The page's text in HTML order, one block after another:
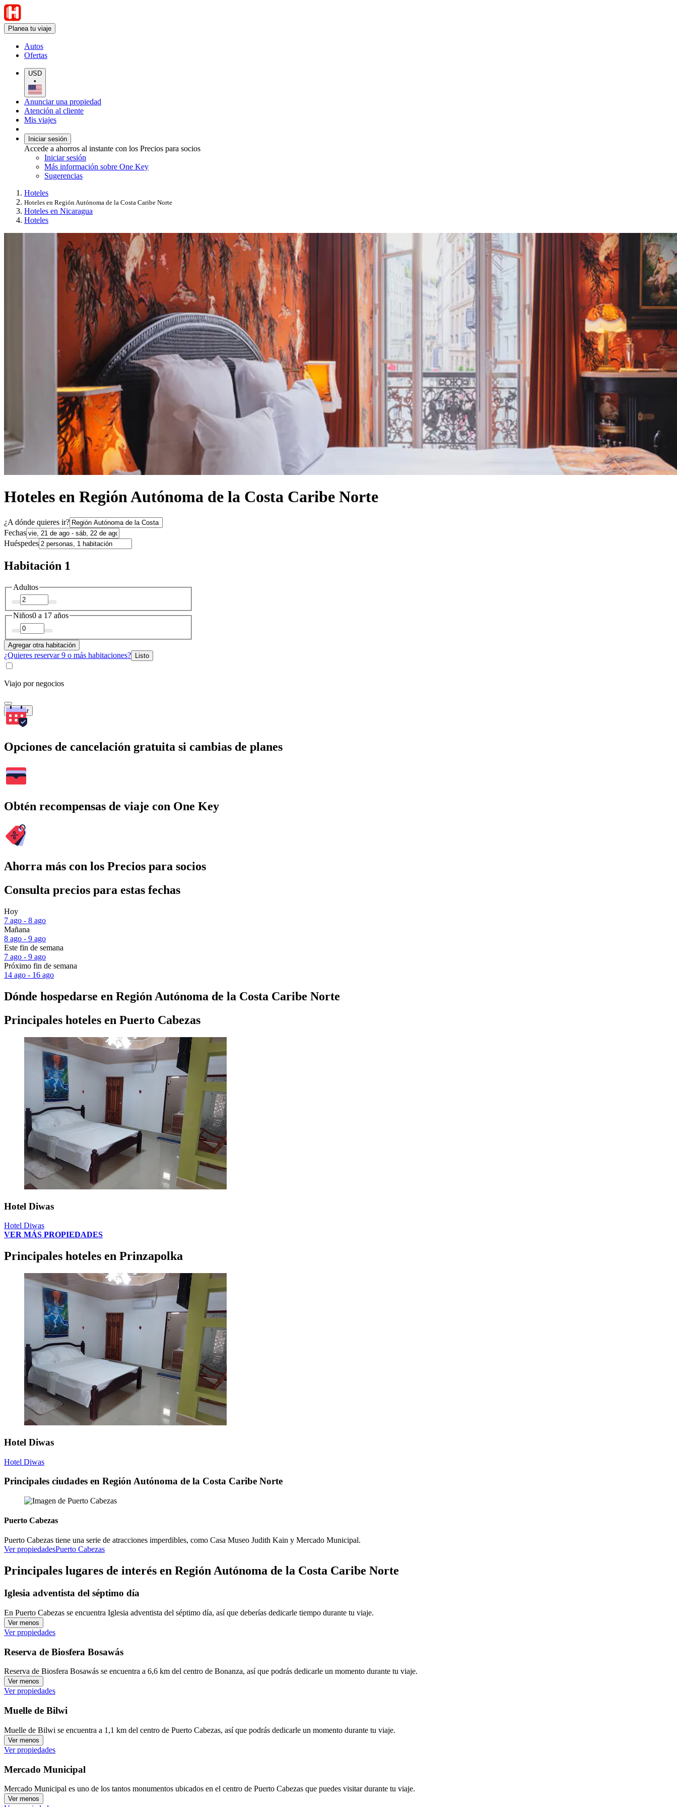
Planea tu viaje
Autos
Ofertas
USD
•
Anunciar una propiedad
Atención al cliente
Mis viajes
Iniciar sesión
Accede a ahorros al instante con los Precios para socios
Iniciar sesión
Más información sobre One Key
Sugerencias
Hoteles
Hoteles en Región Autónoma de la Costa Caribe Norte
Hoteles en Nicaragua
Hoteles
Hoteles en Región Autónoma de la Costa Caribe Norte
¿A dónde quieres ir?
Fechas
Huéspedes
Habitación 1
Adultos
Niños0 a 17 años
Agregar otra habitación
¿Quieres reservar 9 o más habitaciones? Listo
Viajo por negocios
Buscar
Opciones de cancelación gratuita si cambias de planes
Obtén recompensas de viaje con One Key
Ahorra más con los Precios para socios
Consulta precios para estas fechas
Hoy
7 ago - 8 ago
Mañana
8 ago - 9 ago
Este fin de semana
7 ago - 9 ago
Próximo fin de semana
14 ago - 16 ago
Dónde hospedarse en Región Autónoma de la Costa Caribe Norte
Principales hoteles en Puerto Cabezas
Hotel Diwas
Hotel Diwas
VER MÁS PROPIEDADES
Principales hoteles en Prinzapolka
Hotel Diwas
Hotel Diwas
Principales ciudades en Región Autónoma de la Costa Caribe Norte
Puerto Cabezas
Puerto Cabezas tiene una serie de atracciones imperdibles, como Casa Museo Judith Kain y Mercado Municipal.
Ver propiedadesPuerto Cabezas
Principales lugares de interés en Región Autónoma de la Costa Caribe Norte
Iglesia adventista del séptimo día
En Puerto Cabezas se encuentra Iglesia adventista del séptimo día, así que deberías dedicarle tiempo durante tu viaje.
Ver menos
Ver propiedades
Reserva de Biosfera Bosawás
Reserva de Biosfera Bosawás se encuentra a 6,6 km del centro de Bonanza, así que podrás dedicarle un momento durante tu viaje.
Ver menos
Ver propiedades
Muelle de Bilwi
Muelle de Bilwi se encuentra a 1,1 km del centro de Puerto Cabezas, así que podrás dedicarle un momento durante tu viaje.
Ver menos
Ver propiedades
Mercado Municipal
Mercado Municipal es uno de los tantos monumentos ubicados en el centro de Puerto Cabezas que puedes visitar durante tu viaje.
Ver menos